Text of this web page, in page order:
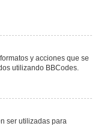
y acciones que se
utilizando BBCodes.
ser utilizadas para